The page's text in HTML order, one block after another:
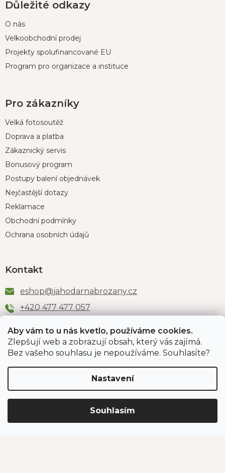
Aby vám to u nás kvetlo, používáme cookies.
Zlepšují web a zobrazují obsah, který vás zajímá.
Bez vašeho souhlasu je nepoužíváme. Souhlasíte?
Nastavení
Souhlasím
Důležité odkazy
O nás
Velkoobchodní prodej
Projekty spolufinancované EU
Program pro organizace a instituce
Pro zákazníky
Velká fotosoutěž
Doprava a platba
Zákaznický servis
Bonusový program
Postupy balení objednávek
Nejčastější dotazy
Reklamace
Obchodní podmínky
Ochrana osobních údajů
Kontakt
eshop@jahodarnabrozany.cz
+420 477 477 057
Odběr newsletteru
PŘIHLÁSIT SE